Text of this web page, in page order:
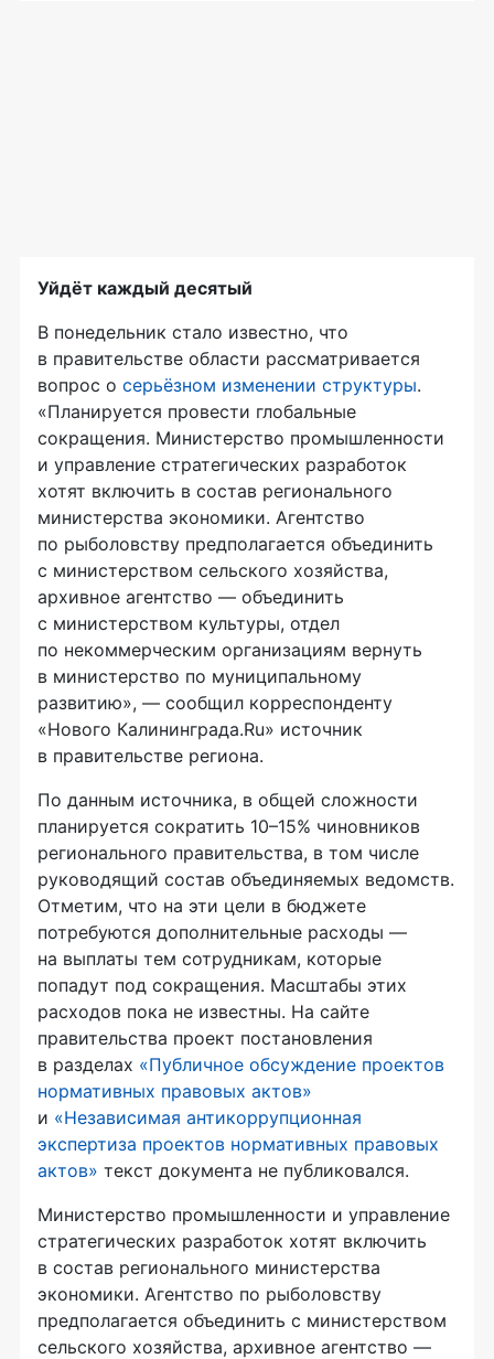
Уйдёт каждый десятый
В понедельник стало известно, что
в правительстве области рассматривается
вопрос о серьёзном изменении структуры.
«Планируется провести глобальные
сокращения. Министерство промышленности
и управление стратегических разработок
хотят включить в состав регионального
министерства экономики. Агентство
по рыболовству предполагается объединить
с министерством сельского хозяйства,
архивное агентство — объединить
с министерством культуры, отдел
по некоммерческим организациям вернуть
в министерство по муниципальному
развитию», — сообщил корреспонденту
«Нового Калининграда.Ru» источник
в правительстве региона.
По данным источника, в общей сложности
планируется сократить 10–15% чиновников
регионального правительства, в том числе
руководящий состав объединяемых ведомств.
Отметим, что на эти цели в бюджете
потребуются дополнительные расходы —
на выплаты тем сотрудникам, которые
попадут под сокращения. Масштабы этих
расходов пока не известны. На сайте
правительства проект постановления
в разделах «Публичное обсуждение проектов
нормативных правовых актов»
и «Независимая антикоррупционная
экспертиза проектов нормативных правовых
актов» текст документа не публиковался.
Министерство промышленности и управление
стратегических разработок хотят включить
в состав регионального министерства
экономики. Агентство по рыболовству
предполагается объединить с министерством
сельского хозяйства, архивное агентство —